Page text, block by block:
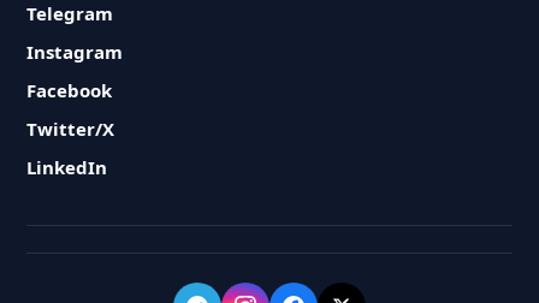
Telegram
Instagram
Facebook
Twitter/X
LinkedIn